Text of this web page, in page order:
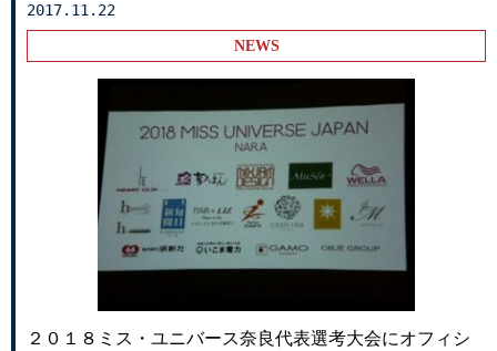
2017.11.22
NEWS
２０１８ミス・ユニバース奈良代表選考大会にオフィシ